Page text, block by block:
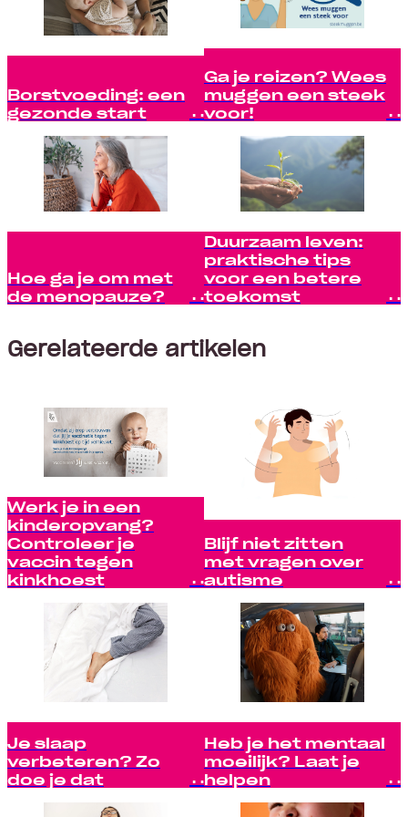
Borstvoeding: een
gezonde start
Ga je reizen? Wees
muggen een steek
voor!
Hoe ga je om met
de menopauze?
Duurzaam leven:
praktische tips
voor een betere
toekomst
Gerelateerde artikelen
Werk je in een
kinderopvang?
Controleer je
vaccin tegen
kinkhoest
Blijf niet zitten
met vragen over
autisme
Je slaap
verbeteren? Zo
doe je dat
Heb je het mentaal
moeilijk? Laat je
helpen